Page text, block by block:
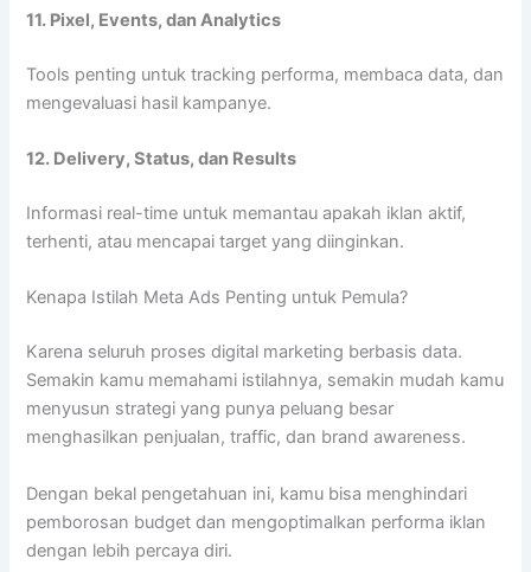
11. Pixel, Events, dan Analytics
Tools penting untuk tracking performa, membaca data, dan
mengevaluasi hasil kampanye.
12. Delivery, Status, dan Results
Informasi real-time untuk memantau apakah iklan aktif,
terhenti, atau mencapai target yang diinginkan.
Kenapa Istilah Meta Ads Penting untuk Pemula?
Karena seluruh proses digital marketing berbasis data.
Semakin kamu memahami istilahnya, semakin mudah kamu
menyusun strategi yang punya peluang besar
menghasilkan penjualan, traffic, dan brand awareness.
Dengan bekal pengetahuan ini, kamu bisa menghindari
pemborosan budget dan mengoptimalkan performa iklan
dengan lebih percaya diri.